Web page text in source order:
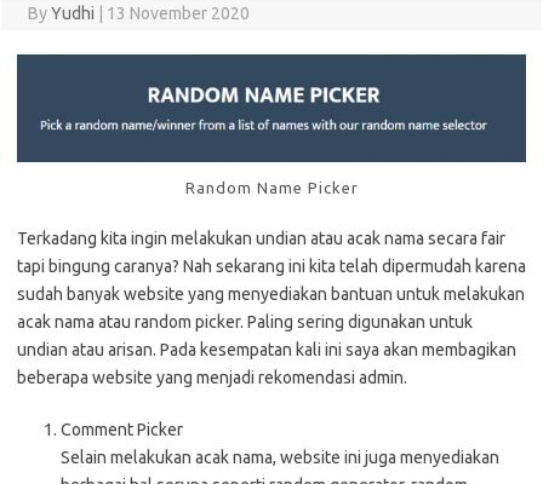
ByYudhi 13 November 2020
Random Name Picker
Terkadang kita ingin melakukan undian atau acak nama secara fair
tapi bingung caranya? Nah sekarang ini kita telah dipermudah karena
sudah banyak website yang menyediakan bantuan untuk melakukan
acak nama atau random picker. Paling sering digunakan untuk
undian atau arisan. Pada kesempatan kali ini saya akan membagikan
beberapa website yang menjadi rekomendasi admin.
Comment Picker
Selain melakukan acak nama, website ini juga menyediakan